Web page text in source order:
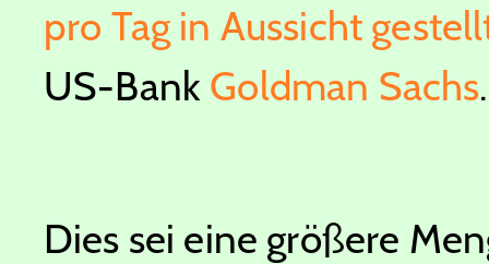
pro Tag in Aussicht
US-Bank Goldman Sachs.
Dies sei eine größere